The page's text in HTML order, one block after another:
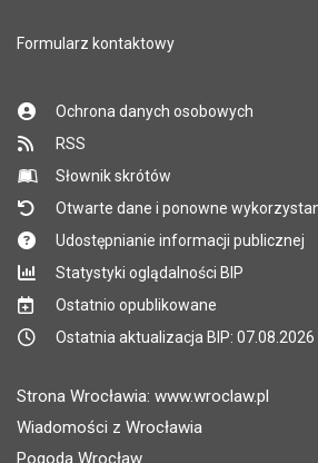
Formularz kontaktowy
Ochrona danych osobowych
RSS
Słownik skrótów
Otwarte dane i ponowne
Udostępnianie informacji publicznej
Statystyki oglądalności BIP
Ostatnio opublikowane
Ostatnia aktualizacja BIP: 07.08.2026
Strona Wrocławia: www.wroclaw.pl
Wiadomości z Wrocławia
Pogoda Wrocław